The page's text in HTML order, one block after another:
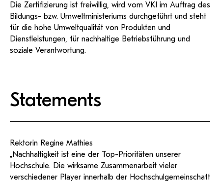
Die Zertifizierung ist freiwillig, wird vom VKI im Auftrag des
Bildungs- bzw. Umweltministeriums durchgeführt und steht
für die hohe Umweltqualität von Produkten und
Dienstleistungen, für nachhaltige Betriebsführung und
soziale Verantwortung.
Statements
Rektorin Regine Mathies
„Nachhaltigkeit ist eine der Top-Prioritäten unserer
Hochschule. Die wirksame Zusammenarbeit vieler
verschiedener Player innerhalb der Hochschulgemeinschaft